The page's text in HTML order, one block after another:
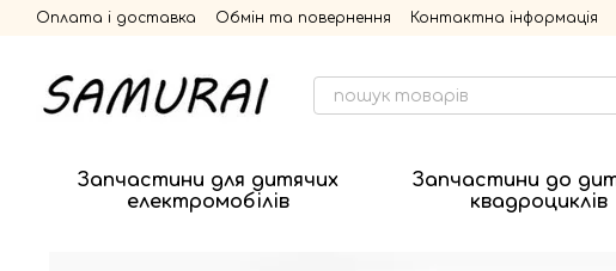
Перейти до основного контенту
Оплата і доставка Обмін та повернення Контактна інформація
Запчастини для дитячих
електромобілів
Запчастини до
квадроциклів